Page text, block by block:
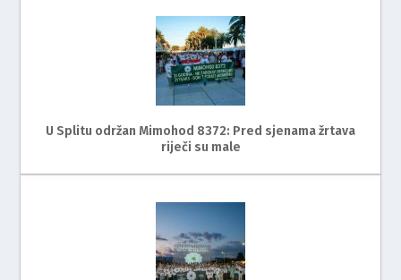
U Splitu održan Mimohod 8372: Pred sjenama žrtava
riječi su male